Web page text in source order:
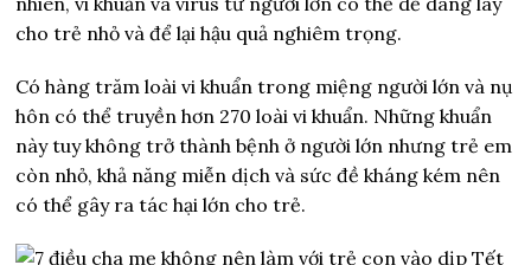
cho trẻ nhỏ và để lại hậu quả nghiêm trọng.
Có hàng trăm loài vi khuẩn trong miệng người lớn và nụ
hôn có thể truyền hơn 270 loài vi khuẩn. Những khuẩn
này tuy không trở thành bệnh ở người lớn nhưng trẻ em
còn nhỏ, khả năng miễn dịch và sức đề kháng kém nên
có thể gây ra tác hại lớn cho trẻ.